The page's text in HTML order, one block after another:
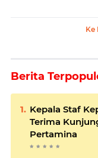
Ke
Berita
Kepala Staf
Terima
Pertamina